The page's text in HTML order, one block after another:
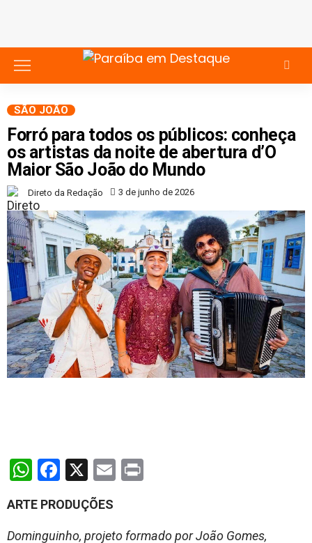
SÃO JOÃO
Forró para todos os públicos: conheça
os artistas da noite de abertura d’O
Maior São João do Mundo
Direto da Redação 3 de junho de 2026
WhatsApp
Facebook
X Email
ARTE PRODUÇÕES
Dominguinho, projeto formado por João Gomes,